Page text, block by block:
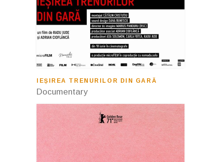
IEȘIREA TRENURILOR DIN GARĂ
Documentary